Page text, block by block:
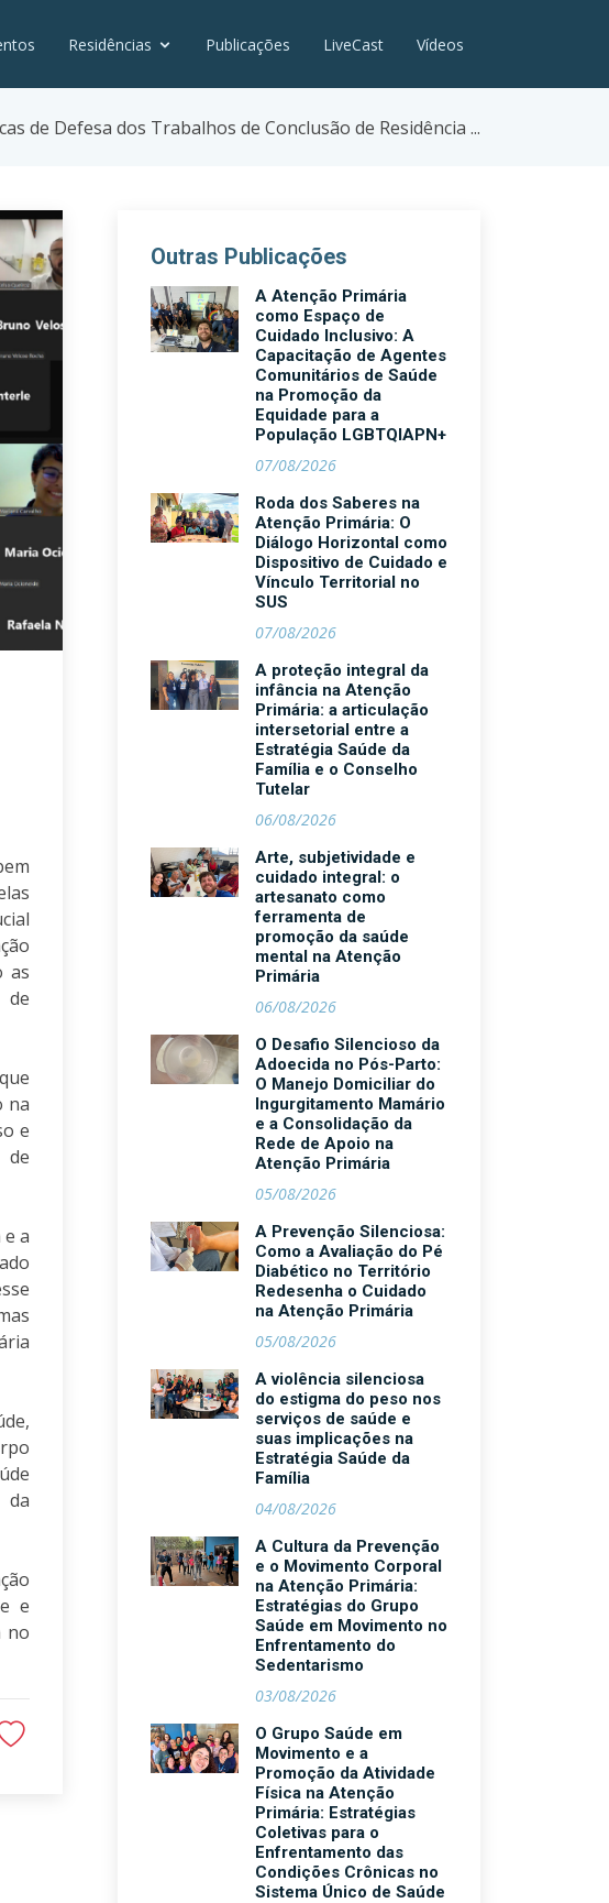
Residências Publicações LiveCast Vídeos
de Defesa dos Trabalhos de Conclusão de Residência ...
as
de
na
e
de
a
da
e
no
Outras Publicações
A Atenção Primária
como Espaço de
Cuidado Inclusivo: A
Capacitação de Agentes
Comunitários de Saúde
na Promoção da
Equidade para a
População LGBTQIAPN+
07/08/2026
Roda dos Saberes na
Atenção Primária: O
Diálogo Horizontal como
Dispositivo de Cuidado e
Vínculo Territorial no
SUS
07/08/2026
A proteção integral da
infância na Atenção
Primária: a articulação
intersetorial entre a
Estratégia Saúde da
Família e o Conselho
Tutelar
06/08/2026
Arte, subjetividade e
cuidado integral: o
artesanato como
ferramenta de
promoção da saúde
mental na Atenção
Primária
06/08/2026
O Desafio Silencioso da
Adoecida no Pós-Parto:
O Manejo Domiciliar do
Ingurgitamento Mamário
e a Consolidação da
Rede de Apoio na
Atenção Primária
05/08/2026
A Prevenção Silenciosa:
Como a Avaliação do Pé
Diabético no Território
Redesenha o Cuidado
na Atenção Primária
05/08/2026
A violência silenciosa
do estigma do peso nos
serviços de saúde e
suas implicações na
Estratégia Saúde da
Família
04/08/2026
A Cultura da Prevenção
e o Movimento Corporal
na Atenção Primária:
Estratégias do Grupo
Saúde em Movimento no
Enfrentamento do
Sedentarismo
03/08/2026
O Grupo Saúde em
Movimento e a
Promoção da Atividade
Física na Atenção
Primária: Estratégias
Coletivas para o
Enfrentamento das
Condições Crônicas no
Sistema Único de Saúde